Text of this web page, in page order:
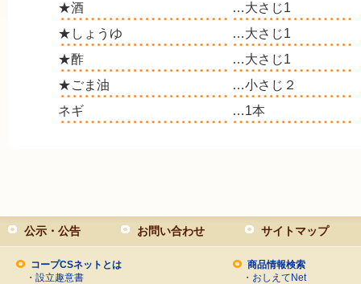
★酒
…大さじ1
★しょうゆ
…大さじ1
★酢
…大さじ1
★ごま油
…小さじ２
ネギ
…1本
公示・公告 お問い合わせ サイトマップ
コープCSネットとは
・ 設立趣意書
商品情報検索
・ おしえてNet